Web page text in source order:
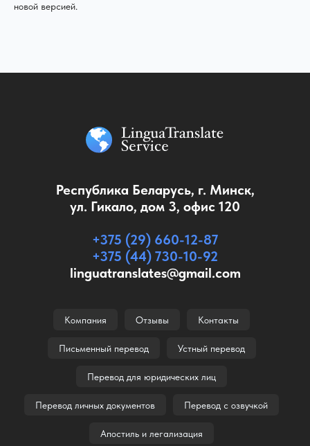
новой версией.
Республика Беларусь, г. Минск,
ул. Гикало, дом 3, офис 120
+375 (29) 660-12-87
+375 (44) 730-10-92
linguatranslates@gmail.com
Компания Отзывы Контакты
Письменный перевод Устный перевод
Перевод для юридических лиц
Перевод личных документов Перевод с озвучкой
Апостиль и легализация